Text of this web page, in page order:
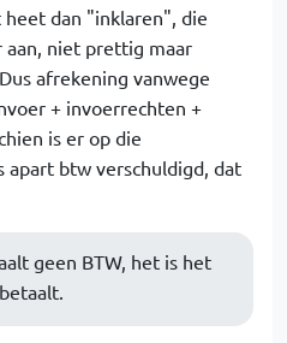
dan "inklaren", die
aan, niet prettig maar
afrekening vanwege
+ invoerrechten +
is er op die
apart btw verschuldigd, dat
geen BTW, het is het